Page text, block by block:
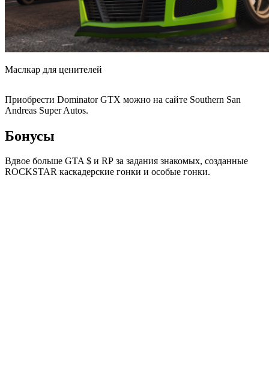
Маслкар для ценителей
Приобрести Dominator GTX можно на сайте Southern San
Andreas Super Autos.
Бонусы
Вдвое больше GTA $ и RP за задания знакомых, созданные
ROCKSTAR каскадерские гонки и особые гонки.